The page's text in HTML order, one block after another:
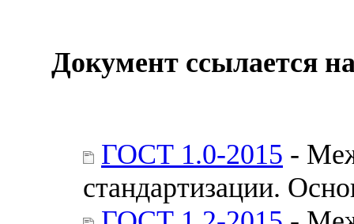
Документ ссылается
ГОСТ 1.0-2015 -
стандартизации.